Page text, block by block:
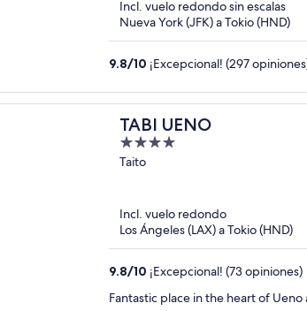
Incl. vuelo redondo sin escalas
Nueva York (JFK) a Tokio (HND)
9.8/10 ¡Excepcional! (297
TABI UENO
4
out
Taito
Incl. vuelo redondo
Los Ángeles (LAX) a Tokio (HND)
9.8/10 ¡Excepcional! (73 opiniones)
Fantastic place in the heart of